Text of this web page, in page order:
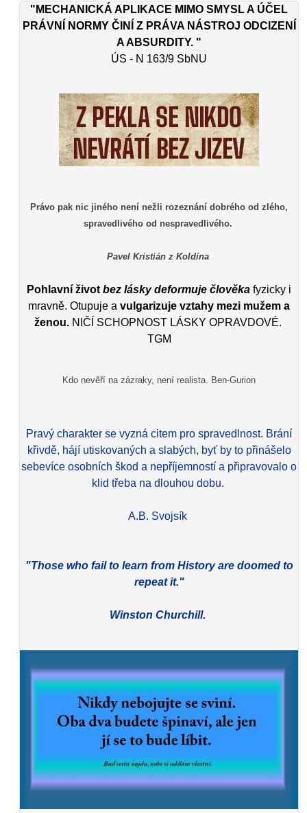
"MECHANICKÁ APLIKACE MIMO SMYSL A ÚČEL
PRÁVNÍ NORMY ČINÍ Z PRÁVA NÁSTROJ ODCIZENÍ
A ABSURDITY. "
ÚS - N 163/9 SbNU
Právo pak nic jiného není nežli rozeznání dobrého od zlého,
spravedlivého od nespravedlivého.
Pavel Kristián z Koldína
Pohlavní život bez lásky deformuje člověka fyzicky i
mravně. Otupuje avulgarizuje vztahy mezi mužem a
ženou. NIČÍ SCHOPNOST LÁSKY OPRAVDOVÉ.
TGM
Kdo nevěří na zázraky, není realista. Ben-Gurion
Pravý charakter se vyzná citem pro spravedlnost. Brání
křivdě, hájí utiskovaných a slabých, byť by to přinášelo
sebevíce osobních škod a nepříjemností a připravovalo o
klid třeba na dlouhou dobu.
A.B. Svojsík
"Those who fail to learn from History are doomed to
repeat it."
Winston Churchill.